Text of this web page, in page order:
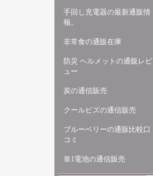
手回し充電器の最新通販情
報。
非常食の通販在庫
防災 ヘルメットの通販レビ
ュー
炭の通信販売
クールビズの通信販売
ブルーベリーの通販比較口
コミ
単1電池の通信販売